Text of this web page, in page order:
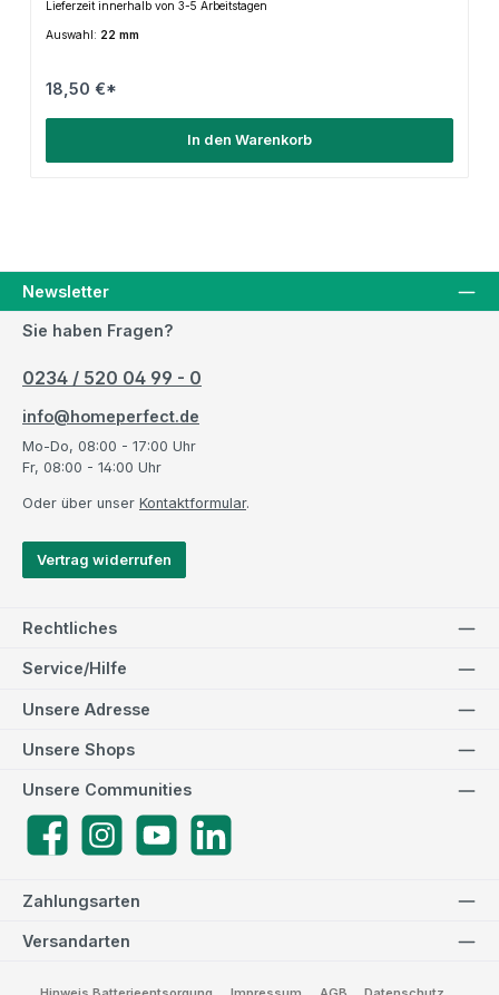
Lieferzeit innerhalb von 3-5 Arbeitstagen
Auswahl: 22 mm
18,50 €*
In den Warenkorb
Newsletter
Sie haben Fragen?
0234 / 520 04 99 - 0
info@homeperfect.de
Mo-Do, 08:00 - 17:00 Uhr
Fr, 08:00 - 14:00 Uhr
Oder über unser Kontaktformular.
Vertrag widerrufen
Rechtliches
Service/Hilfe
Zahlungsarten
Versandarten
Unsere Adresse
Unsere Communities
FacebookInstagramYouTube LinkedIn
Unsere Shops